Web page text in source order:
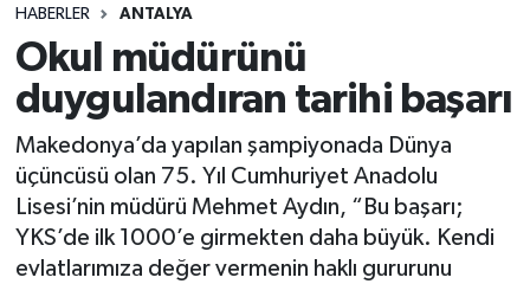
HABERLER ANTALYA
Okul müdürünü
duygulandıran tarihi başarı
Makedonya’da yapılan şampiyonada Dünya
üçüncüsü olan 75. Yıl Cumhuriyet Anadolu
Lisesi’nin müdürü Mehmet Aydın, “Bu başarı;
YKS’de ilk 1000’e girmekten daha büyük. Kendi
evlatlarımıza değer vermenin haklı gururunu
Bilim & Teknoloji
Bölge
EĞİTİM
Antalya Namaz Vakitleri
Antalya Trafik Yoğunluk Haritası
Süper Lig Puan Durumu ve Fikstür
Son Dakika Haberleri